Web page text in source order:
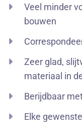
Veel minder
bouwen
Zeer glad,
materiaal in
Berijdbaar
Elke